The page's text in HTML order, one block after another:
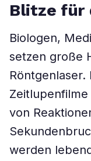
Blitze für
Biologen,
setzen große
von
werden